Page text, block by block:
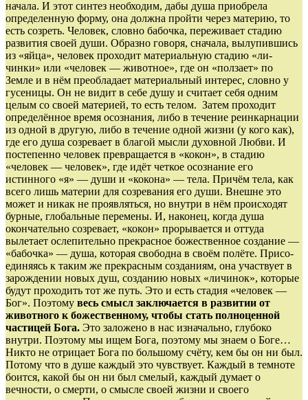
начала. И этот синтез не­обхо­дим, дабы душа приобрела
определенную форму, она должна пройти через материю, то
есть созреть. Человек, словно бабочка, переживает ста­дию
разви­тия своей души. Образно говоря, сначала, вылу­пившись
из «яйца», человек проходит материальную стадию «ли­
чинки» или «человек — животное», где он «ползает» по
Земле и в нём преобладает матери­альный интерес, словно у
гусеницы. Он не видит в себе душу и считает себя одним
целым со своей материей, то есть телом. Затем проходит
определённое время осознания, либо в течение реинкарнации
из одной в другую, либо в течение одной жизни (у кого как),
где его душа созревает в благой мысли духовной Любви. И
посте­пенно человек превра­щается в «кокон», в стадию
«человек — человек», где идёт четкое осознание его
истинного «я» — души и «кокона» — тела. Причём тела, как
всего лишь мате­рии для созревания его души. Внешне это
может и никак не проявляться, но внутри в нём происходят
бурные, глобальные перемены. И, наконец, когда душа
окончательно созревает, «кокон» прорывается и оттуда
вылетает ослепи­тельно прекрасное божественное создание —
«бабочка» — душа, которая свободна в своём полёте. Присо­
единяясь к таким же прекрасным созданиям, она участвует в
зарождении новых душ, созданию новых «личинок», которые
будут проходить тот же путь. Это и есть стадия «человек —
Бог». Поэтому весь смысл заключается в развитии от
животного к божественному, чтобы стать полноценной
частицей Бога. Это заложено в нас изначально, глубоко
внутри. Поэтому мы ищем Бога, поэтому мы знаем о Боге…
Никто не отрицает Бога по большому счёту, кем бы он ни был.
Потому что в душе каждый это чувствует. Каждый в темноте
боится, какой бы он ни был смелый, каждый думает о
вечности, о смерти, о смысле своей жизни и своего